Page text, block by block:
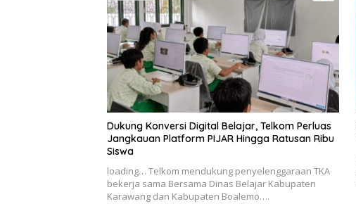
Dukung Konversi Digital Belajar, Telkom Perluas
Jangkauan Platform PIJAR Hingga Ratusan Ribu
Siswa
loading… Telkom mendukung penyelenggaraan TKA
bekerja sama Bersama Dinas Belajar Kabupaten
Karawang dan Kabupaten Boalemo….